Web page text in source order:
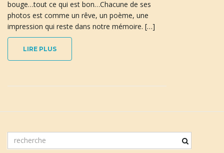
bouge…tout ce qui est bon…Chacune de ses
photos est comme un rêve, un poème, une
impression qui reste dans notre mémoire. […]
LIRE PLUS
o